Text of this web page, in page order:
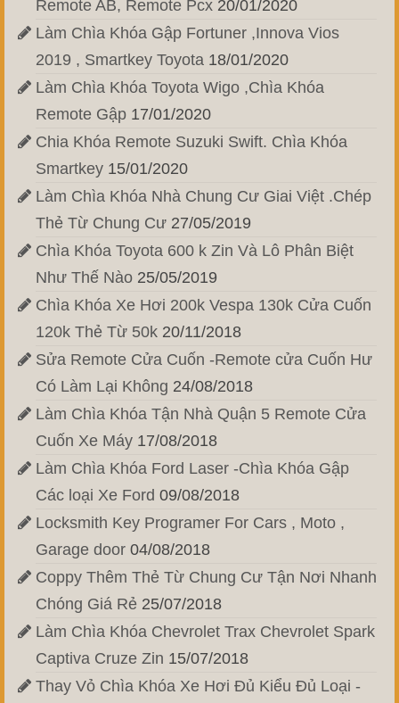
Remote AB, Remote Pcx 20/01/2020
Làm Chìa Khóa Gập Fortuner ,Innova Vios
2019 , Smartkey Toyota 18/01/2020
Làm Chìa Khóa Toyota Wigo ,Chìa Khóa
Remote Gập 17/01/2020
Chia Khóa Remote Suzuki Swift. Chìa Khóa
Smartkey 15/01/2020
Làm Chìa Khóa Nhà Chung Cư Giai Việt .Chép
Thẻ Từ Chung Cư 27/05/2019
Chìa Khóa Toyota 600 k Zin Và Lô Phân Biệt
Như Thế Nào 25/05/2019
Chìa Khóa Xe Hơi 200k Vespa 130k Cửa Cuốn
120k Thẻ Từ 50k 20/11/2018
Sửa Remote Cửa Cuốn -Remote cửa Cuốn Hư
Có Làm Lại Không 24/08/2018
Làm Chìa Khóa Tận Nhà Quận 5 Remote Cửa
Cuốn Xe Máy 17/08/2018
Làm Chìa Khóa Ford Laser -Chìa Khóa Gập
Các loại Xe Ford 09/08/2018
Locksmith Key Programer For Cars , Moto ,
Garage door 04/08/2018
Coppy Thêm Thẻ Từ Chung Cư Tận Nơi Nhanh
Chóng Giá Rẻ 25/07/2018
Làm Chìa Khóa Chevrolet Trax Chevrolet Spark
Captiva Cruze Zin 15/07/2018
Thay Vỏ Chìa Khóa Xe Hơi Đủ Kiểu Đủ Loại -